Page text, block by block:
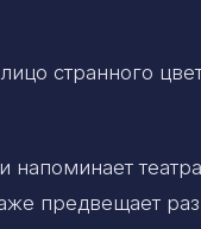
странного
напоминает
предвещает